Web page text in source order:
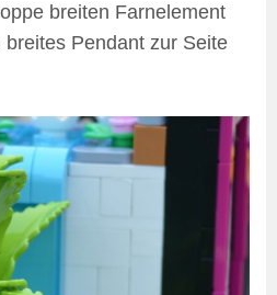
breiten Farnelement
Pendant zur Seite